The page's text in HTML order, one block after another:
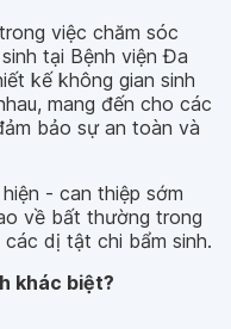
việc chăm sóc
tại Bệnh viện Đa
kế không gian sinh
mang đến cho các
bảo sự an toàn và
- can thiệp sớm
về bất thường trong
dị tật chi bẩm sinh.
khác biệt?